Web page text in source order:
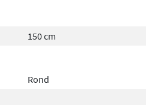
150 cm
Rond